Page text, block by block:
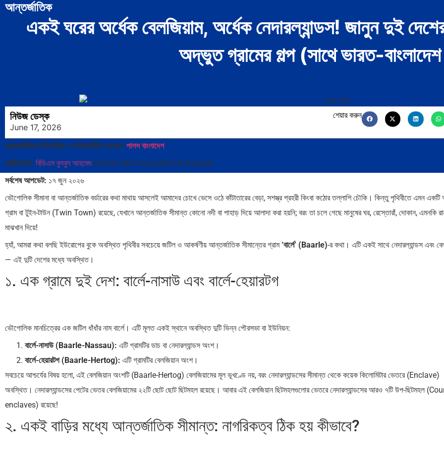
আন্তর্জাতিক
একই ঘরের অর্ধেক বেলজিয়াম, অর্ধেক নেদারল্যান্ডস! জানুন দুই
অদ্ভুত গ্রামের গল্প (সাথে ভারত-
নিউজ ডেস্ক
June 17, 2026
শেয়ার করুন
আন্তর্জাতিক ভৌগোলিক ও লাইফস্টাইল ডেস্ক | পালস বাংলাদেশ
প্রতিবেদক: বিডিএস বুলবুল আহমেদ (Senior SEO Consultant & Analyst)
সর্বশেষ আপডেট: ১৭ জুন ২০২৬
ভৌগোলিক সীমানা বা আন্তর্জাতিক বর্ডারের কথা মাথায় আসলেই আমাদের চোখে ভেসে ওঠে কাঁটাতারের বেড়া, সশস্ত্র প্রহরী কিংবা কঠোর তল্লাশি চৌকি। কিন্তু পৃথিবীতে এমন
গ্রাম বা টুইন-টাউন (Twin Town) রয়েছে, যেখানে আন্তর্জাতিক সীমান্ত কোনো নদী বা পাহাড় দিয়ে আলাদা করা হয়নি; বরং তা চলে গেছে মানুষের ঘর, রেস্তোরাঁ, দোকান, এমনকি
মাঝখান দিয়ে!
হ্যাঁ, আমরা কথা বলছি ইউরোপের বুকে অবস্থিত পৃথিবীর সবচেয়ে জটিল ও আকর্ষণীয় আন্তর্জাতিক সীমান্তের গ্রাম‘বার্লে’ (Baarle)-র কথা। এটি একই সাথে নেদারল্যান্ডস এবং
— এই দুটি দেশের মধ্যে অবস্থিত।
১. এক গ্রামে দুই দেশ: বার্লে-নাসাউ এবং বার্লে-হেয়ারটগ
ভৌগোলিক মানচিত্রের এক জটিল ধাঁধাঁর নাম বার্লে। এটি মূলত একই স্থানে অবস্থিত দুটি ভিন্ন পৌরসভা বা ইউনিয়ন:
বার্লে-নাসাউ (Baarle-Nassau): এটি গ্রামটির ডাচ বা নেদারল্যান্ডস অংশ।
বার্লে-হেয়ারটগ (Baarle-Hertog): এটি গ্রামটির বেলজিয়ান অংশ।
সবচেয়ে আশ্চর্যের বিষয় হলো, এই বেলজিয়ান অংশটি (Baarle-Hertog) বেলজিয়ামের মূল ভূখণ্ডে নয়, বরং নেদারল্যান্ডসের সীমান্ত থেকে কয়েক কিলোমিটার ভেতরে (Enclave)
অবস্থিত। নেদারল্যান্ডসের পেটের ভেতর বেলজিয়ামের ২২টি ছোট ছোট ছিটমহল রয়েছে। আবার এই বেলজিয়ান ছিটমহলগুলোর ভেতরে নেদারল্যান্ডসের আরও ৭টি উপ-ছিটমহল
enclaves) রয়েছে!
২. একই বাড়ির মধ্যে আন্তর্জাতিক সীমান্ত: নাগরিকত্ব ঠিক হয় কীভাবে?